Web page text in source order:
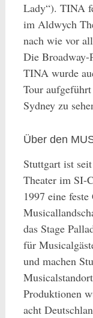
Lady“). TINA
im Aldwych
nach wie vor
Die Broadway-
TINA wurde
Tour
Sydney zu
Über den
Stuttgart ist
Theater im SI-
1997 eine
das Stage
für
und machen
Produktionen
acht